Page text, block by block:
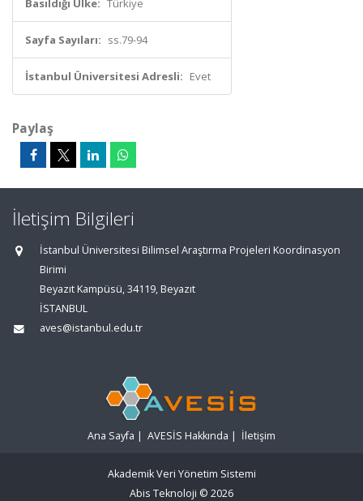
Basıldığı Ülke: Türkiye
Sayfa Sayıları: ss.79-94
İstanbul Üniversitesi Adresli: Evet
Paylaş
İletişim Bilgileri
İstanbul Üniversitesi Bilimsel Araştırma Projeleri Koordinasyon
Birimi
Beyazıt Kampüsü, 34119, Beyazıt
İSTANBUL
aves@istanbul.edu.tr
Ana Sayfa | AVESİS Hakkında | İletişim
Akademik Veri Yönetim Sistemi
Abis Teknoloji © 2026